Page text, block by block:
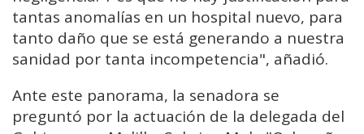
tantas anomalías en un hospital nuevo, para
tanto daño que se está generando a nuestra
sanidad por tanta incompetencia", añadió.
Ante este panorama, la senadora se
preguntó por la actuación de la delegada del